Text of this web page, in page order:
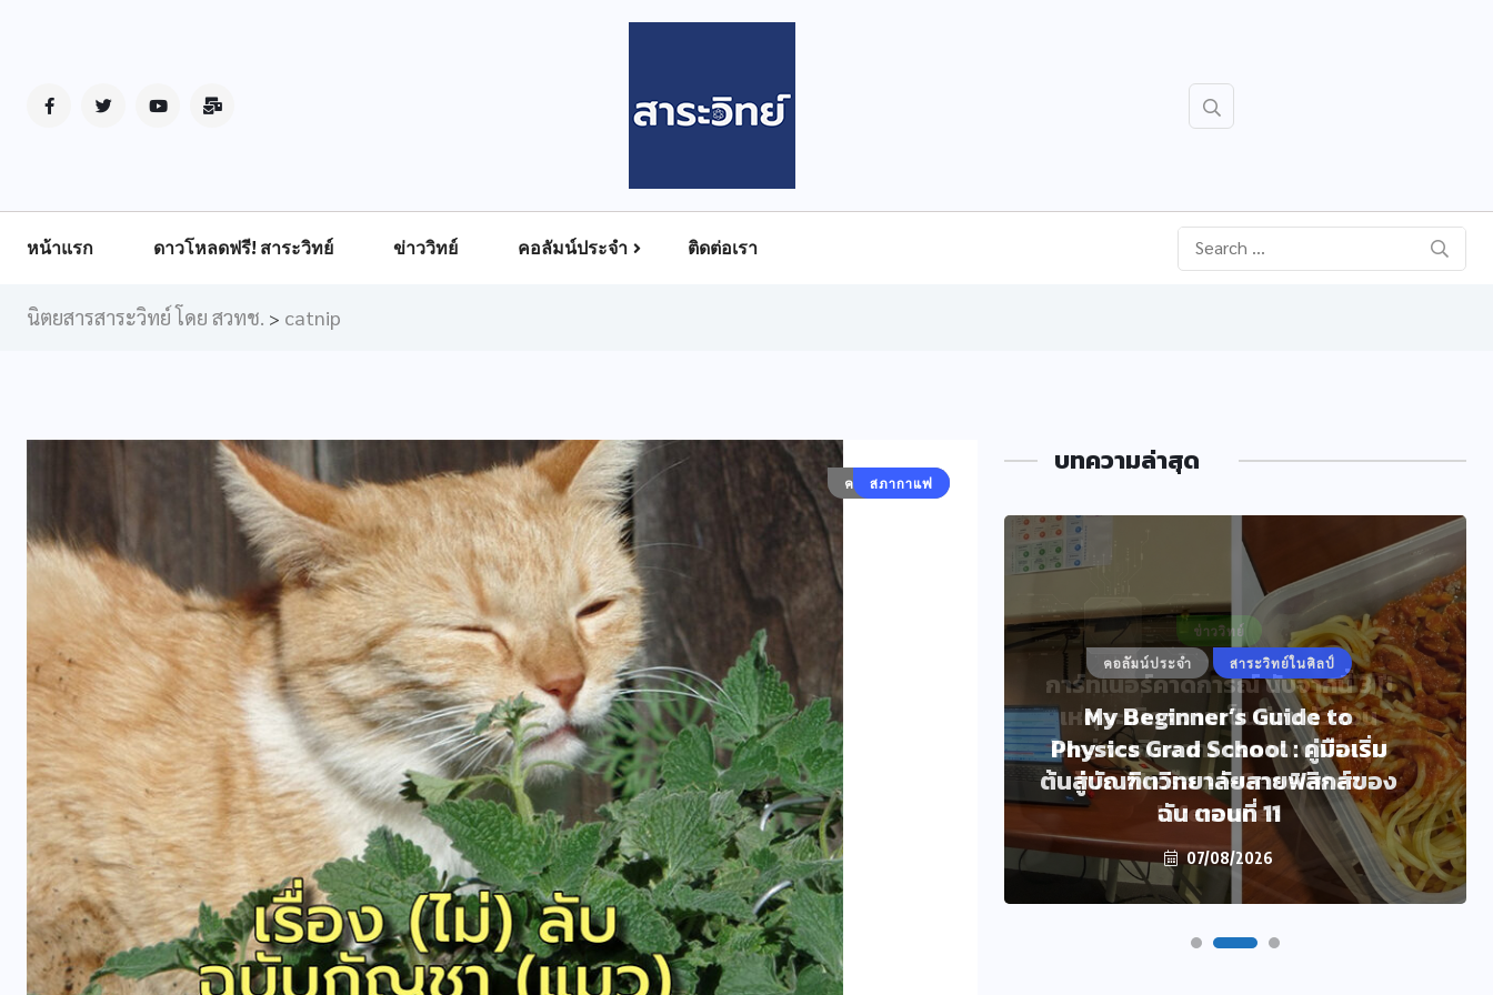
หน้าแรก ดาวโหลดฟรี! สาระวิทย์ ข่าววิทย์ คอลัมน์ประจำ ติดต่อเรา
นิตยสารสาระวิทย์ โดย สวทช. > catnip
คอลัมน์ประจำ
สภากาแฟ
บทความล่าสุด
คอลัมน์ประจำ ร้อยพันวิทยา
กินดี (ลำไส้) ก็อยู่ดี ตอนที่ 2
07/08/2026
ข่าววิทย์
การ์ทเนอร์คาดการณ์ นับจากนี้ 3 ปี
เหตุละเมิดความเป็นส่วนตัวส่วน
ใหญ่ จะเกิดจากการคาดเดาที่สรุป
โดย AI หรือ AI-Generated
Inferences
07/08/2026
คอลัมน์ประจำ สาระวิทย์ในศิลป์
My Beginner’s Guide to
Physics Grad School : คู่มือเริ่ม
ต้นสู่บัณฑิตวิทยาลัยสายฟิสิกส์ของ
ฉัน ตอนที่ 11
07/08/2026